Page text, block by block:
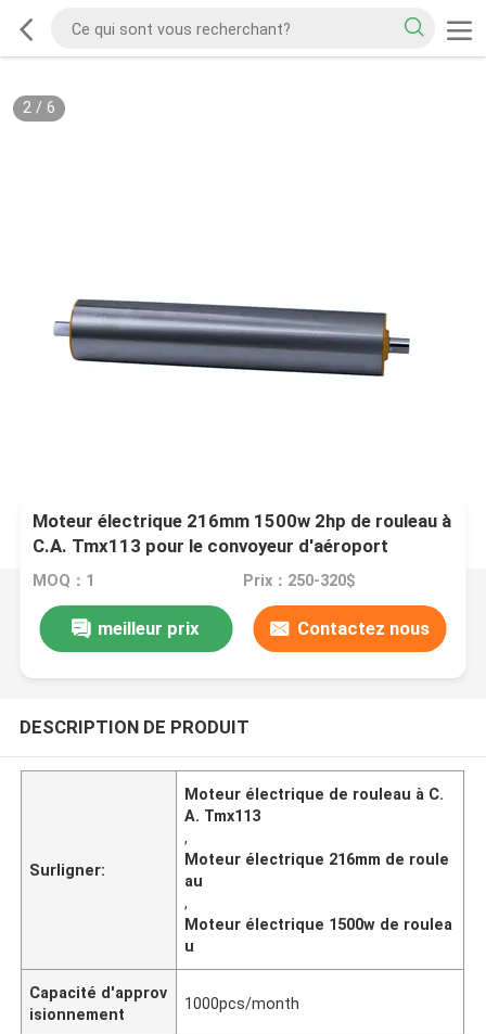
2/ 6
Moteur électrique 216mm 1500w 2hp de rouleau à
C.A. Tmx113 pour le convoyeur d'aéroport
MOQ：1 Prix：250-320$
meilleur prix Contactez nous
DESCRIPTION DE PRODUIT
Surligner:
Moteur électrique de rouleau à C.
A. Tmx113
,
Moteur électrique 216mm de roule
au
,
Moteur électrique 1500w de roulea
u
Capacité d'approv
isionnement
1000pcs/month